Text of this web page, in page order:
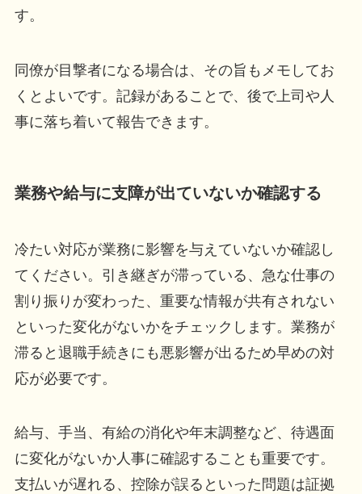
す。
同僚が目撃者になる場合は、その旨もメモしてお
くとよいです。記録があることで、後で上司や人
事に落ち着いて報告できます。
業務や給与に支障が出ていないか確認する
冷たい対応が業務に影響を与えていないか確認し
てください。引き継ぎが滞っている、急な仕事の
割り振りが変わった、重要な情報が共有されない
といった変化がないかをチェックします。業務が
滞ると退職手続きにも悪影響が出るため早めの対
応が必要です。
給与、手当、有給の消化や年末調整など、待遇面
に変化がないか人事に確認することも重要です。
支払いが遅れる、控除が誤るといった問題は証拠